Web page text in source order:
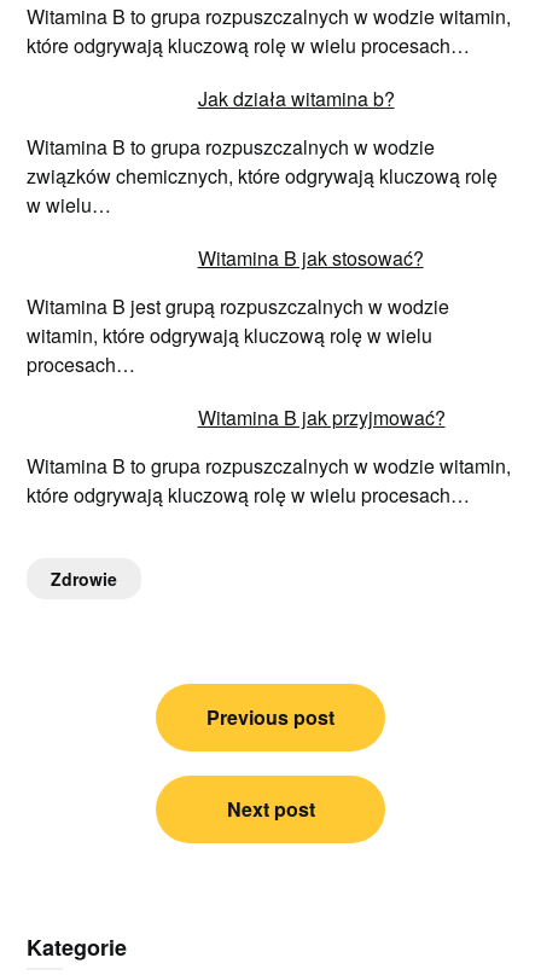
Witamina B to grupa rozpuszczalnych w wodzie witamin,
które odgrywają kluczową rolę w wielu procesach…
Jak działa witamina b?
Witamina B to grupa rozpuszczalnych w wodzie
związków chemicznych, które odgrywają kluczową rolę
w wielu…
Witamina B jak stosować?
Witamina B jest grupą rozpuszczalnych w wodzie
witamin, które odgrywają kluczową rolę w wielu
procesach…
Witamina B jak przyjmować?
Witamina B to grupa rozpuszczalnych w wodzie witamin,
które odgrywają kluczową rolę w wielu procesach…
Zdrowie
Nawigacja
Previous post
Next post
Kategorie